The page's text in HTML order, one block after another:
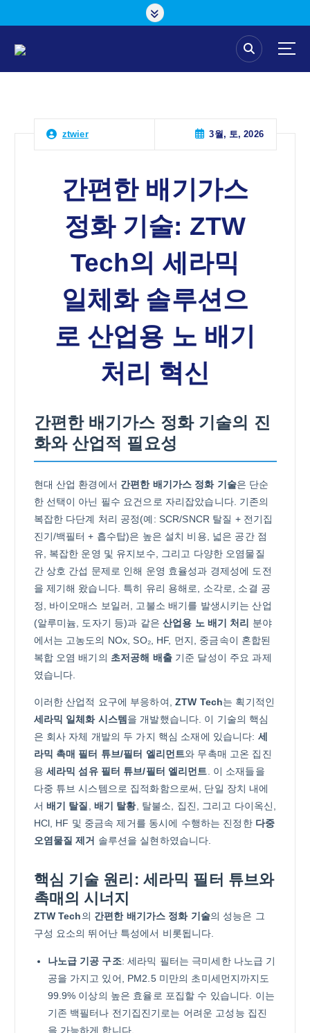
ztwier 3월, 토, 2026
간편한 배기가스
정화 기술: ZTW
Tech의 세라믹
일체화 솔루션으
로 산업용 노 배기
처리 혁신
간편한 배기가스 정화 기술의 진
화와 산업적 필요성
현대 산업 환경에서 간편한 배기가스 정화 기술은 단순
한 선택이 아닌 필수 요건으로 자리잡았습니다. 기존의
복잡한 다단계 처리 공정(예: SCR/SNCR 탈질 + 전기집
진기/백필터 + 흡수탑)은 높은 설치 비용, 넓은 공간 점
유, 복잡한 운영 및 유지보수, 그리고 다양한 오염물질
간 상호 간섭 문제로 인해 운영 효율성과 경제성에 도전
을 제기해 왔습니다. 특히 유리 용해로, 소각로, 소결 공
정, 바이오매스 보일러, 고불소 배기를 발생시키는 산업
(알루미늄, 도자기 등)과 같은산업용 노 배기 처리
분야
에서는 고농도의 NOx, SO₂, HF, 먼지, 중금속이 혼합된
복합 오염 배기의 초저공해 배출기준 달성이 주요 과제
였습니다.
이러한 산업적 요구에 부응하여,ZTW Tech는 획기적인
세라믹 일체화 시스템 을 개발했습니다. 이 기술의 핵심
은 회사 자체 개발의 두 가지 핵심 소재에 있습니다: 세
라믹 촉매 필터 튜브/필터 엘리먼트와 무촉매 고온 집진
용 세라믹 섬유 필터 튜브/필터 엘리먼트. 이 소재들을
다중 튜브 시스템으로 집적화함으로써, 단일 장치 내에
서 배기 탈질 , 배기 탈황, 탈불소, 집진, 그리고 다이옥신,
HCl, HF 및 중금속 제거를 동시에 수행하는 진정한 다중
오염물질 제거 솔루션을 실현하였습니다.
핵심 기술 원리: 세라믹 필터 튜브와
촉매의 시너지
ZTW Tech의 간편한 배기가스 정화 기술의 성능은 그
구성 요소의 뛰어난 특성에서 비롯됩니다.
나노급 기공 구조: 세라믹 필터는 극미세한 나노급 기
공을 가지고 있어, PM2.5 미만의 초미세먼지까지도
99.9% 이상의 높은 효율로 포집할 수 있습니다. 이는
기존 백필터나 전기집진기로는 어려운 고성능 집진
을 가능하게 합니다.